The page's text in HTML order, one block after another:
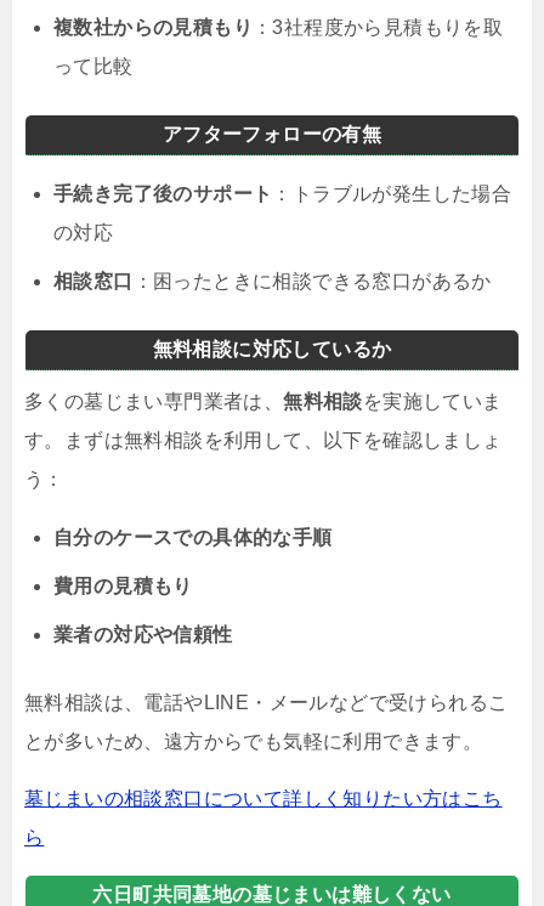
複数社からの見積もり ：3社程度から見積もりを取
って比較
アフターフォローの有無
手続き完了後のサポート ：トラブルが発生した場合
の対応
相談窓口 ：困ったときに相談できる窓口があるか
無料相談に対応しているか
多くの墓じまい専門業者は、無料相談を実施していま
す。まずは無料相談を利用して、以下を確認しましょ
う：
自分のケースでの具体的な手順
費用の見積もり
業者の対応や信頼性
無料相談は、電話やLINE・メールなどで受けられるこ
とが多いため、遠方からでも気軽に利用できます。
墓じまいの相談窓口について詳しく知りたい方はこち
ら
六日町共同墓地の墓じまいは難しくない